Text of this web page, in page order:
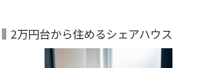
2万円台から住めるシェアハウス